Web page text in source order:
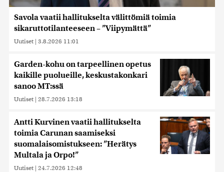
Savola vaatii hallitukselta välittömiä toimia
sikaruttotilanteeseen – ”Viipymättä”
Uutiset | 3.8.2026 11:01
Garden-kohu on tarpeellinen opetus
kaikille puolueille, keskustakonkari
sanoo MT:ssä
Uutiset | 28.7.2026 13:18
Antti Kurvinen vaatii hallitukselta
toimia Carunan saamiseksi
suomalaisomistukseen: ”Herätys
Multala ja Orpo!”
Uutiset | 24.7.2026 12:48